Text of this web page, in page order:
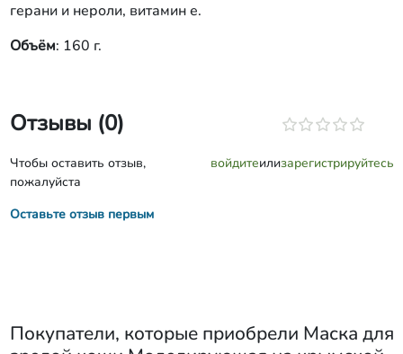
герани и нероли, витамин е.
Объём: 160 г.
Отзывы (0)
Чтобы оставить отзыв,
пожалуйста
войдитеилизарегистрируйтесь
Оставьте отзыв первым
Покупатели, которые приобрели Маска для